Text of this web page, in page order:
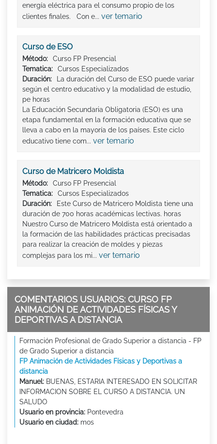
energía eléctrica para el consumo propio de los
clientes finales. Con e... ver temario
Curso de ESO
Método:
Curso FP Presencial
Tematica:
Cursos Especializados
Duración:
La duración del Curso de ESO puede variar
según el centro educativo y la modalidad de estudio,
pe horas
La Educación Secundaria Obligatoria (ESO) es una
etapa fundamental en la formación educativa que se
lleva a cabo en la mayoría de los países. Este ciclo
educativo tiene com... ver temario
Curso de Matricero Moldista
Método:
Curso FP Presencial
Tematica:
Cursos Especializados
Duración:
Este Curso de Matricero Moldista tiene una
duración de 700 horas académicas lectivas. horas
Nuestro Curso de Matricero Moldista está orientado a
la formación de las habilidades prácticas precisadas
para realizar la creación de moldes y piezas
complejas para los mi... ver temario
COMENTARIOS USUARIOS: CURSO FP
ANIMACIÓN DE ACTIVIDADES FÍSICAS Y
DEPORTIVAS A DISTANCIA
Formación Profesional de Grado Superior a distancia - FP
de Grado Superior a distancia
FP Animación de Actividades Físicas y Deportivas a
distancia
Manuel: BUENAS, ESTARIA INTERESADO EN SOLICITAR
INFORMACION SOBRE EL CURSO A DISTANCIA. UN
SALUDO
Usuario en provincia: Pontevedra
Usuario en ciudad: mos